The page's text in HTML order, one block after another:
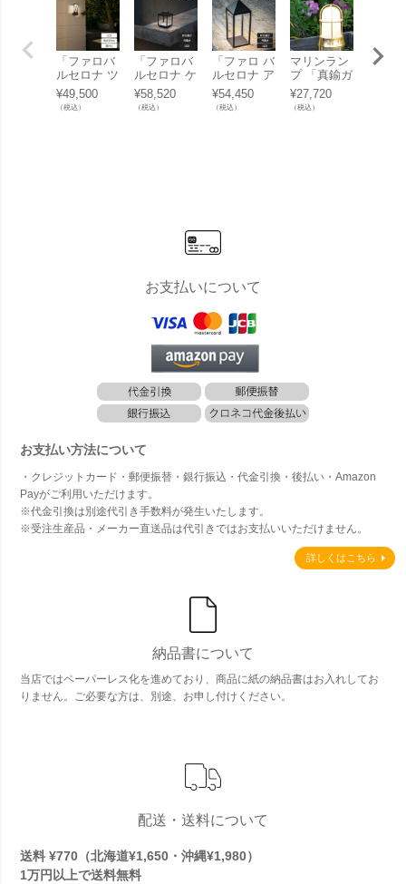
「ファロバ
ルセロナ ツ
イスト LED
ウォールラ
ンプ H30c
¥49,500
（税込）
「ファロバ
ルセロナ ケ
ラーラ LED
ポータブル
ランプ ダー
¥58,520
（税込）
「ファロ バ
ルセロナ ア
ーガス LED
ポータブル
ランプ ダー
¥54,450
（税込）
マリンラン
プ 「真鍮ガ
ーデンライ
ト BH1000
くもりガラ
¥27,720
（税込）
マリ
お支払いについて
お支払い方法について
・クレジットカード・郵便振替・銀行振込・代金引換・後払い・Amazon
Payがご利用いただけます。
※代金引換は別途代引き手数料が発生いたします。
※受注生産品・メーカー直送品は代引きではお支払いいただけません。
詳しくはこちら
納品書について
当店ではペーパーレス化を進めており、商品に紙の納品書はお入れしてお
りません。ご必要な方は、別途、お申し付けください。
配送・送料について
送料 ¥770（北海道¥1,650・沖縄¥1,980）
1万円以上で送料無料